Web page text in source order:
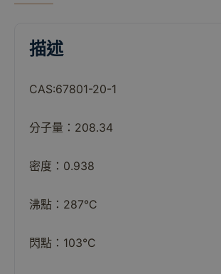
描述
CAS:67801-20-1
分子量：208.34
密度：0.938
沸點：287°C
閃點：103°C